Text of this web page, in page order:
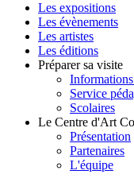
Navigation
principale
Les expositions
Les évènements
Les artistes
Les éditions
Préparer sa visite
Service
Scolaires
Le Centre d'Art
Présentation
Partenaires
L'équipe